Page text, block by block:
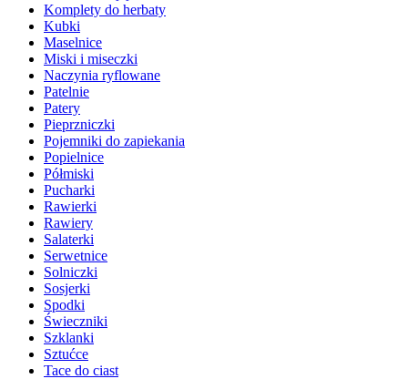
Komplety do herbaty
Kubki
Maselnice
Miski i miseczki
Naczynia ryflowane
Patelnie
Patery
Pieprzniczki
Pojemniki do zapiekania
Popielnice
Półmiski
Pucharki
Rawierki
Rawiery
Salaterki
Serwetnice
Solniczki
Sosjerki
Spodki
Świeczniki
Szklanki
Sztućce
Tace do ciast